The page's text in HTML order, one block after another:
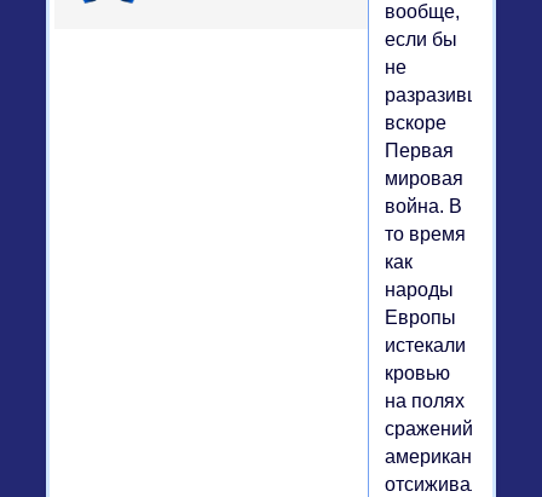
вообще,
если бы
не
разразившаяся
вскоре
Первая
мировая
война. В
то время
как
народы
Европы
истекали
кровью
на полях
сражений,
американцы
отсиживались